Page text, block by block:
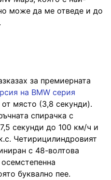
може да ме отведе и до
за премиерната
на BMW серия
място (3,8 секунди).
спирачка с
секунди до 100 км/ч и
Четирицилиндровият
с 48-волтова
буквално пее.